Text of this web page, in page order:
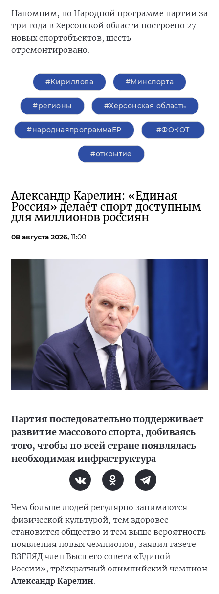
Напомним, по Народной программе партии за
три года в Херсонской области построено 27
новых спортобъектов, шесть —
отремонтировано.
#Кириллова #Минспорта
#регионы #Херсонская область
#народнаяпрограммаЕР #ФОКОТ
#открытие
Александр Карелин: «Единая
Россия» делает спорт доступным
для миллионов россиян
08 августа 2026, 11:00
Партия последовательно поддерживает
развитие массового спорта, добиваясь
того, чтобы по всей стране появлялась
необходимая инфраструктура
Чем больше людей регулярно занимаются
физической культурой, тем здоровее
становится общество и тем выше вероятность
появления новых чемпионов, заявил газете
ВЗГЛЯД член Высшего совета «Единой
России», трёхкратный олимпийский чемпион
Александр Карелин.